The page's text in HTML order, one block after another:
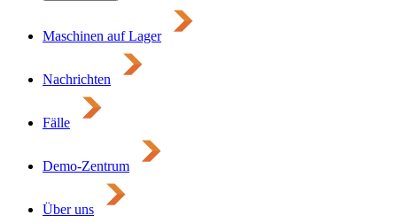
Maschinen auf Lager
Nachrichten
Fälle
Demo-Zentrum
Über uns